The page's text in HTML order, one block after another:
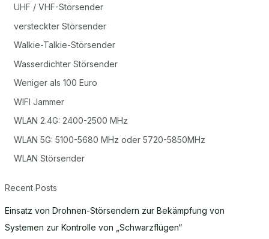
UHF / VHF-Störsender
versteckter Störsender
Walkie-Talkie-Störsender
Wasserdichter Störsender
Weniger als 100 Euro
WIFI Jammer
WLAN 2.4G: 2400-2500 MHz
WLAN 5G: 5100-5680 MHz oder 5720-5850MHz
WLAN Störsender
Recent Posts
Einsatz von Drohnen-Störsendern zur Bekämpfung von
Systemen zur Kontrolle von „Schwarzflügen“